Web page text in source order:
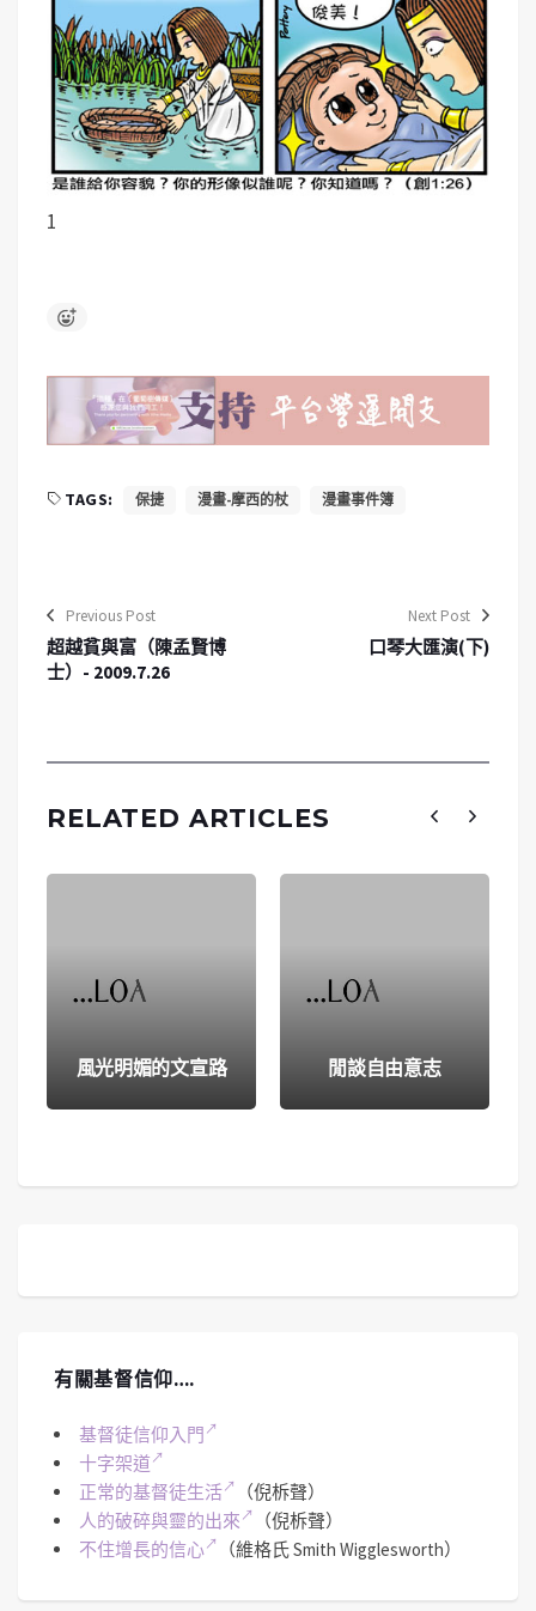
1
TAGS: 保捷 漫畫-摩西的杖 漫畫事件簿
Previous Post
超越貧與富（陳孟賢博
士）- 2009.7.26
Next Post
口琴大匯演(下)
RELATED ARTICLES
風光明媚的文宣路 閒談自由意志
有關基督信仰….
基督徒信仰入門
十字架道
正常的基督徒生活
（倪柝聲）
人的破碎與靈的出來
（倪柝聲）
不住增長的信心
（維格氏 Smith Wigglesworth）